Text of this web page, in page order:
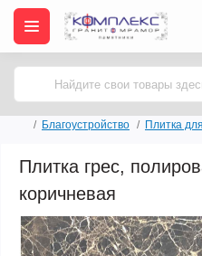
Благоустройство Плитка
Плитка грес,
коричневая